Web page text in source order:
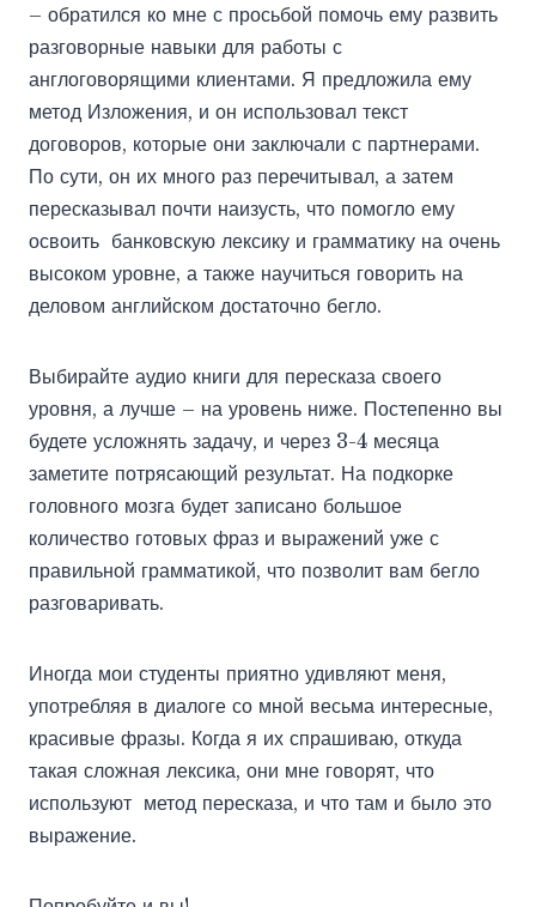
– обратился ко мне с просьбой помочь ему развить
разговорные навыки для работы с
англоговорящими клиентами. Я предложила ему
метод Изложения, и он использовал текст
договоров, которые они заключали с партнерами.
По сути, он их много раз перечитывал, а затем
пересказывал почти наизусть, что помогло ему
освоить банковскую лексику и грамматику на очень
высоком уровне, а также научиться говорить на
деловом английском достаточно бегло.
Выбирайте аудио книги для пересказа своего
уровня, а лучше – на уровень ниже. Постепенно вы
будете усложнять задачу, и через 3-4 месяца
заметите потрясающий результат. На подкорке
головного мозга будет записано большое
количество готовых фраз и выражений уже с
правильной грамматикой, что позволит вам бегло
разговаривать.
Иногда мои студенты приятно удивляют меня,
употребляя в диалоге со мной весьма интересные,
красивые фразы. Когда я их спрашиваю, откуда
такая сложная лексика, они мне говорят, что
используют метод пересказа, и что там и было это
выражение.